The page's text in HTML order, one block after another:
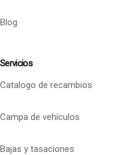
Blog
Servicios
Catalogo de recambios
Campa de vehículos
Bajas y tasaciones